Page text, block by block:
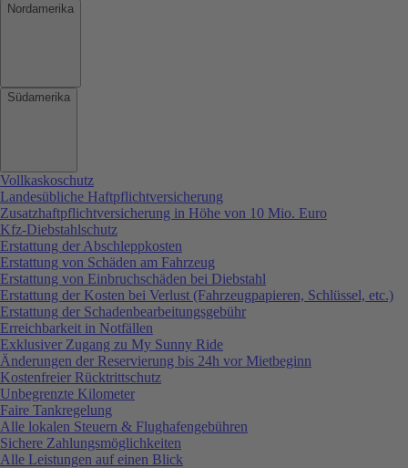
Nordamerika
Südamerika
Vollkaskoschutz
Landesübliche Haftpflichtversicherung
Zusatzhaftpflichtversicherung in Höhe von 10 Mio. Euro
Kfz-Diebstahlschutz
Erstattung der Abschleppkosten
Erstattung von Schäden am Fahrzeug
Erstattung von Einbruchschäden bei Diebstahl
Erstattung der Kosten bei Verlust (Fahrzeugpapieren, Schlüssel, etc.)
Erstattung der Schadenbearbeitungsgebühr
Erreichbarkeit in Notfällen
Exklusiver Zugang zu My Sunny Ride
Änderungen der Reservierung bis 24h vor Mietbeginn
Kostenfreier Rücktrittschutz
Unbegrenzte Kilometer
Faire Tankregelung
Alle lokalen Steuern & Flughafengebühren
Sichere Zahlungsmöglichkeiten
Alle Leistungen auf einen Blick